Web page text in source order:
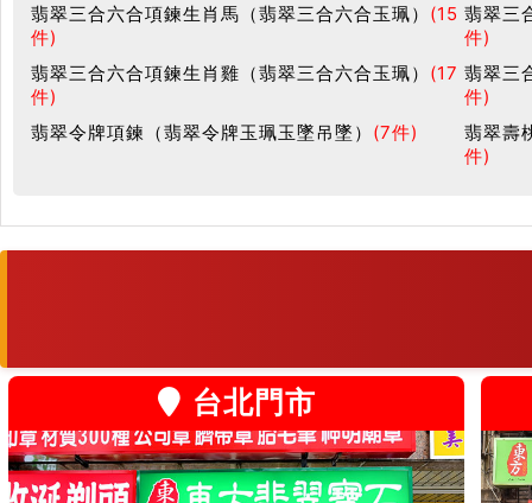
翡翠三合六合項鍊生肖馬（翡翠三合六合玉珮） (15
件)
翡翠三
件)
翡翠三合六合項鍊生肖雞（翡翠三合六合玉珮） (17
件)
翡翠三
件)
翡翠令牌項鍊（翡翠令牌玉珮玉墜吊墜） (7件)
翡翠壽
件)
台北門市